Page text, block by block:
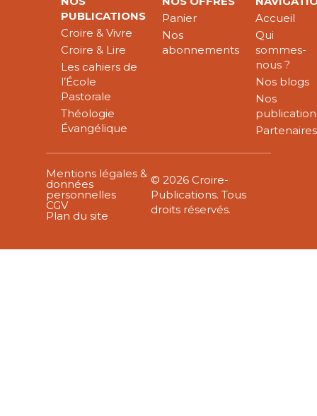
PUBLICATIONS
Croire & Vivre
Croire & Lire
Les cahiers de
l’École
Pastorale
Théologie
Évangélique
Panier
Nos
abonnements
Accueil
Qui
sommes-
nous ?
Nos blogs
Nos
Partenaires
Mentions légales &
données
personnelles
CGV
Plan du site
© 2026 Croire-
Publications. Tous
droits réservés.